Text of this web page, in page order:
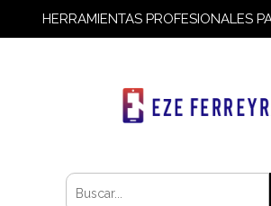
HERRAMIENTAS PROFESIONALES